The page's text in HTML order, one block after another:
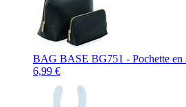
BAG BASE BG751 - Pochette en
6,99 €